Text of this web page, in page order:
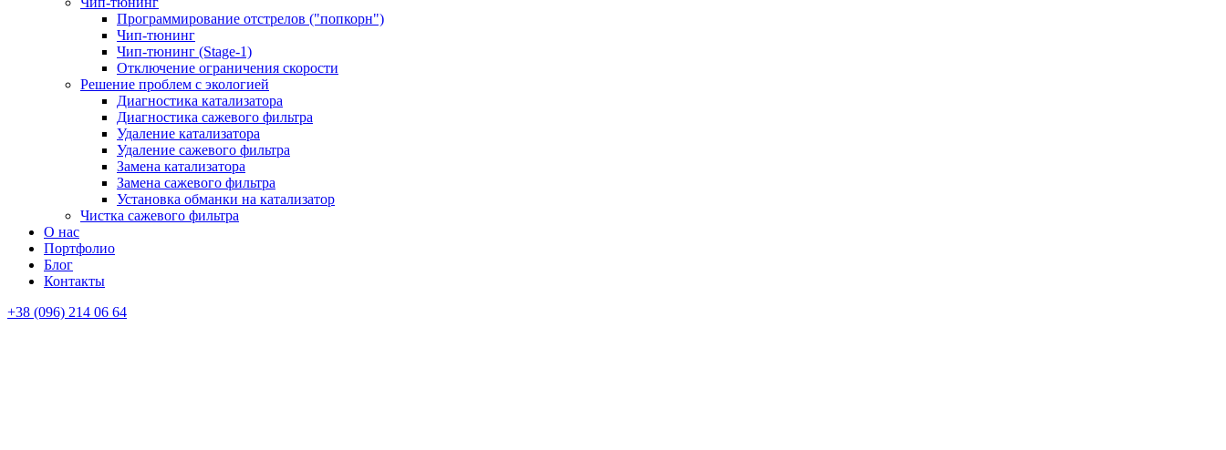
Программирование отстрелов ("попкорн")
Чип-тюнинг
Чип-тюнинг (Stage-1)
Отключение ограничения скорости
Решение проблем с экологией
Диагностика катализатора
Диагностика сажевого фильтра
Удаление катализатора
Удаление сажевого фильтра
Замена катализатора
Замена сажевого фильтра
Установка обманки на катализатор
Чистка сажевого фильтра
О нас
Портфолио
Блог
Контакты
+38 (096) 214 06 64